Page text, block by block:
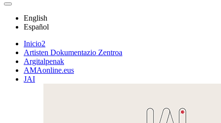
English
Español
Inicio2
Artisten Dokumentazio Zentroa
Argitalpenak
AMAonline.eus
JAI